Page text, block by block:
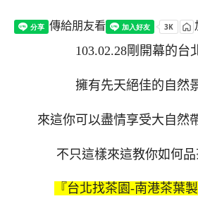
傳給朋友看
103.02.28剛開幕的台
擁有先天絕佳的自然
來這你可以盡情享受大自然
不只這樣來這教你如何
『台北找茶園-南港茶葉